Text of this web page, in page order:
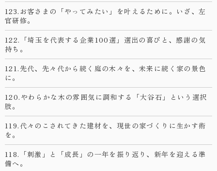
123.お客さまの「やってみたい」を叶えるために。いざ、左
官研修。
122.「埼玉を代表する企業100選」選出の喜びと、感謝の気
持ち。
121.先代、先々代から続く庭の木々を、未来に続く家の景色
に。
120.やわらかな木の雰囲気に調和する「大谷石」という選択
肢。
119.代々のこされてきた建材を、現世の家づくりに生かす術
を。
118.「刺激」と「成長」の一年を振り返り、新年を迎える準
備へ。